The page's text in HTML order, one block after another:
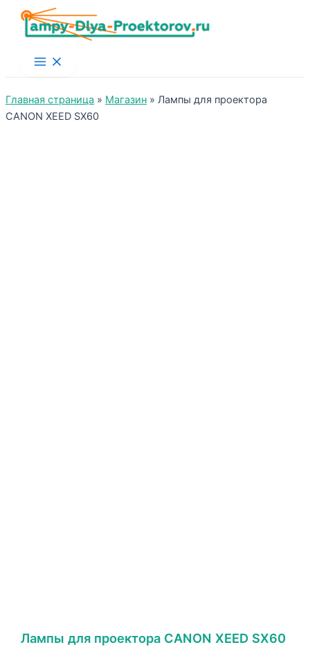
Main
Menu
Главная страница » Магазин » Лампы для проектора
CANON XEED SX60
Лампы для проектора CANON XEED SX60